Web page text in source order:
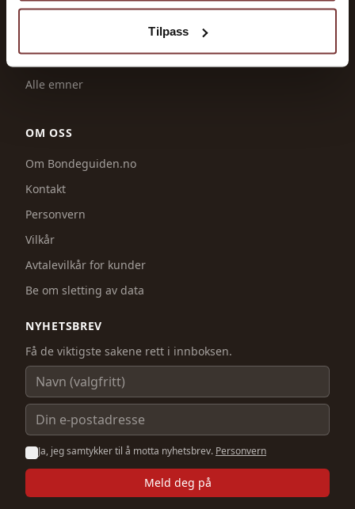
Tilpass
Tilskudd & frister
Ressurser
Alle emner
OM OSS
Om Bondeguiden.no
Kontakt
Personvern
Vilkår
Avtalevilkår for kunder
Be om sletting av data
NYHETSBREV
Få de viktigste sakene rett i innboksen.
Navn
E-postadresse
Ja, jeg samtykker til å motta nyhetsbrev. Personvern
Meld deg på